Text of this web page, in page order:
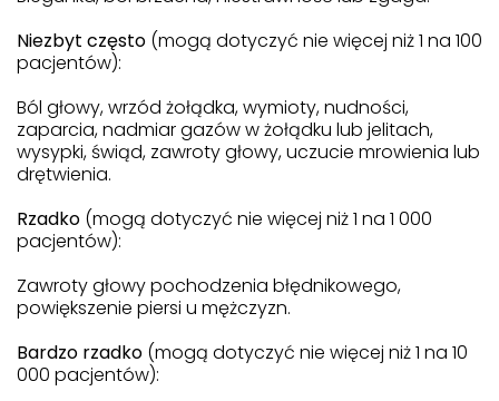
Niezbyt często (mogą dotyczyć nie więcej niż 1 na 100
pacjentów):
Ból głowy, wrzód żołądka, wymioty, nudności,
zaparcia, nadmiar gazów w żołądku lub jelitach,
wysypki, świąd, zawroty głowy, uczucie mrowienia lub
drętwienia.
Rzadko (mogą dotyczyć nie więcej niż 1 na 1 000
pacjentów):
Zawroty głowy pochodzenia błędnikowego,
powiększenie piersi u mężczyzn.
Bardzo rzadko (mogą dotyczyć nie więcej niż 1 na 10
000 pacjentów):